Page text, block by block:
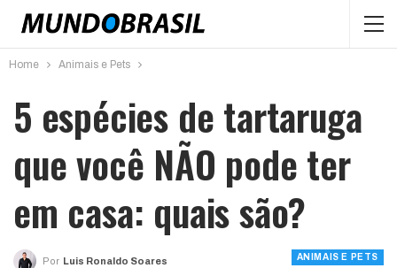
Home Animais e Pets
5 espécies de tartaruga
que você NÃO pode ter
em casa: quais são?
ANIMAIS E PETS
Por Luis Ronaldo Soares